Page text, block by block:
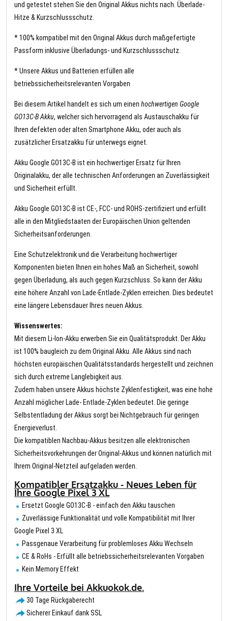
und getestet stehen Sie den Original Akkus nichts nach. Überlade-
Hitze & Kurzschlussschutz.
* 100% kompatibel mit den Original Akkus durch maßgefertigte
Passform inklusive Überladungs- und Kurzschlussschutz.
* Unsere Akkus und Batterien erfüllen alle
betriebssicherheitsrelevanten Vorgaben
Bei diesem Artikel handelt es sich um einen hochwertigen Google
GO13C-B Akku, welcher sich hervorragend als Austauschakku für
Ihren defekten oder alten Smartphone Akku, oder auch als
zusätzlicher Ersatzakku für unterwegs eignet.
Akku Google GO13C-B ist ein hochwertiger Ersatz für Ihren
Originalakku, der alle technischen Anforderungen an Zuverlässigkeit
und Sicherheit erfüllt.
Akku Google GO13C-B ist CE-, FCC- und ROHS-zertifiziert und erfüllt
alle in den Mitgliedstaaten der Europäischen Union geltenden
Sicherheitsanforderungen.
Eine Schutzelektronik und die Verarbeitung hochwertiger
Komponenten bieten Ihnen ein hohes Maß an Sicherheit, sowohl
gegen Überladung, als auch gegen Kurzschluss. So kann der Akku
eine höhere Anzahl von Lade-Entlade-Zyklen erreichen. Dies bedeutet
eine längere Lebensdauer Ihres neuen Akkus.
Wissenswertes:
Mit diesem Li-Ion-Akku erwerben Sie ein Qualitätsprodukt. Der Akku
ist 100% baugleich zu dem Original Akku. Alle Akkus sind nach
höchsten europäischen Qualitätsstandards hergestellt und zeichnen
sich durch extreme Langlebigkeit aus.
Zudem haben unsere Akkus höchste Zyklenfestigkeit, was eine hohe
Anzahl möglicher Lade- Entlade-Zyklen bedeutet. Die geringe
Selbstentladung der Akkus sorgt bei Nichtgebrauch für geringen
Energieverlust.
Die kompatiblen Nachbau-Akkus besitzen alle elektronischen
Sicherheitsvorkehrungen der Original-Akkus und können natürlich mit
Ihrem Original-Netzteil aufgeladen werden.
Kompatibler Ersatzakku - Neues Leben für
Ihre Google Pixel 3 XL
Ersetzt Google GO13C-B - einfach den Akku tauschen
Zuverlässige Funktionalität und volle Kompatibilität mit Ihrer
Google Pixel 3 XL
Passgenaue Verarbeitung für problemloses Akku Wechseln
CE & RoHs - Erfüllt alle betriebssicherheitsrelevanten Vorgaben
Kein Memory Effekt
Ihre Vorteile bei Akkuokok.de.
30 Tage Rückgaberecht
Sicherer Einkauf dank SSL